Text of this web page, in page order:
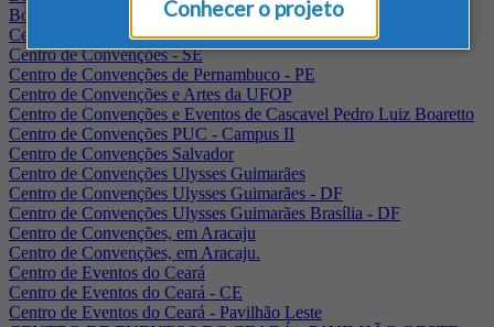
Conhecer o projeto
Boulevard Olimpico - RJ
Centro Internacional de Convenções do Brasil, em Brasília
Centro de Convenções - SE
Centro de Convenções de Pernambuco - PE
Centro de Convenções e Artes da UFOP
Centro de Convenções e Eventos de Cascavel Pedro Luiz Boaretto
Centro de Convenções PUC - Campus II
Centro de Convenções Salvador
Centro de Convenções Ulysses Guimarães
Centro de Convenções Ulysses Guimarães - DF
Centro de Convenções Ulysses Guimarães Brasília - DF
Centro de Convenções, em Aracaju
Centro de Convenções, em Aracaju.
Centro de Eventos do Ceará
Centro de Eventos do Ceará - CE
Centro de Eventos do Ceará - Pavilhão Leste